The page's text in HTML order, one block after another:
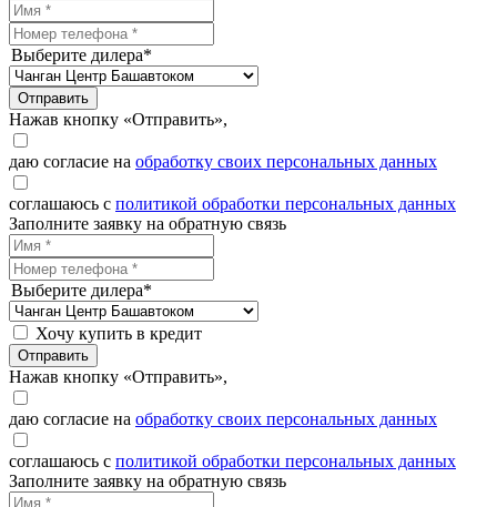
Выберите дилера*
Отправить
Нажав кнопку «Отправить»,
даю согласие на обработку своих персональных данных
соглашаюсь с политикой обработки персональных данных
Заполните заявку на обратную связь
Выберите дилера*
Хочу купить в кредит
Отправить
Нажав кнопку «Отправить»,
даю согласие на обработку своих персональных данных
соглашаюсь с политикой обработки персональных данных
Заполните заявку на обратную связь